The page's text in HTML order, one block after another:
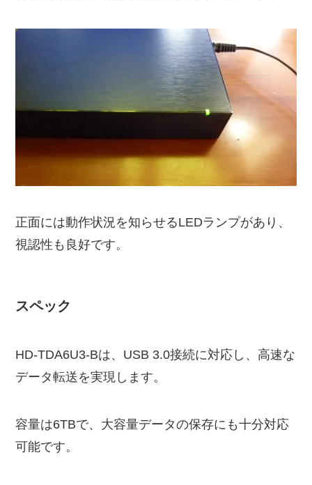
正面には動作状況を知らせるLEDランプがあり、
視認性も良好です。
スペック
HD-TDA6U3-Bは、USB 3.0接続に対応し、高速な
データ転送を実現します。
容量は6TBで、大容量データの保存にも十分対応
可能です。